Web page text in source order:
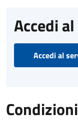
Accedi
Accedi al